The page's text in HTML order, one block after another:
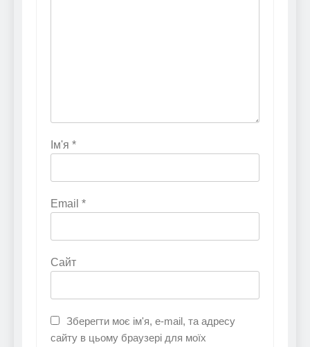
Ім'я *
Email *
Сайт
Зберегти моє ім'я, e-mail, та адресу
сайту в цьому браузері для моїх